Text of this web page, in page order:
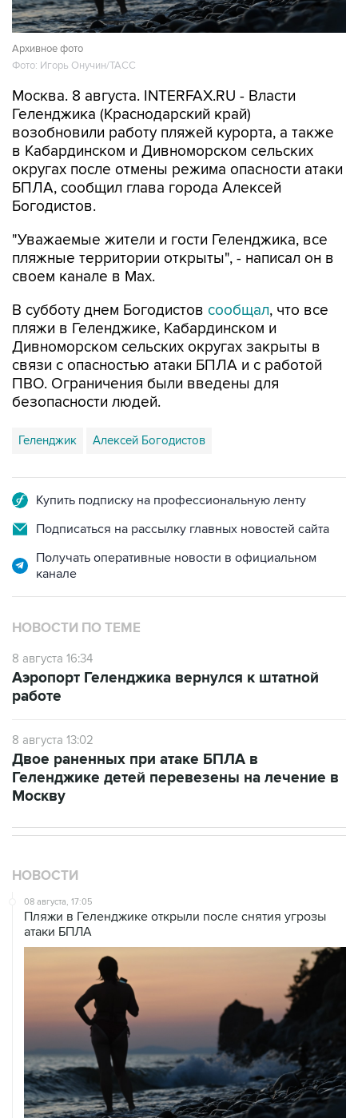
Архивное фото
Фото: Игорь Онучин/ТАСС
Москва. 8 августа. INTERFAX.RU - Власти
Геленджика (Краснодарский край)
возобновили работу пляжей курорта, а также
в Кабардинском и Дивноморском сельских
округах после отмены режима опасности атаки
БПЛА, сообщил глава города Алексей
Богодистов.
"Уважаемые жители и гости Геленджика, все
пляжные территории открыты", - написал он в
своем канале в Max.
В субботу днем Богодистов сообщал, что все
пляжи в Геленджике, Кабардинском и
Дивноморском сельских округах закрыты в
связи с опасностью атаки БПЛА и с работой
ПВО. Ограничения были введены для
безопасности людей.
Геленджик Алексей Богодистов
Купить подписку на профессиональную ленту
Подписаться на рассылку главных новостей сайта
Получать оперативные новости в официальном
канале
НОВОСТИ ПО ТЕМЕ
8 августа 16:34
Аэропорт Геленджика вернулся к штатной
работе
8 августа 13:02
Двое раненных при атаке БПЛА в
Геленджике детей перевезены на лечение в
Москву
НОВОСТИ
08 августа, 17:05
Пляжи в Геленджике открыли после снятия угрозы
атаки БПЛА